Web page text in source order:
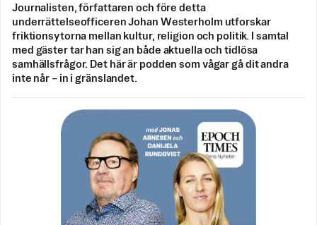
Journalisten, författaren och före detta
underrättelseofficeren Johan Westerholm utforskar
friktionsytorna mellan kultur, religion och politik. I samtal
med gäster tar han sig an både aktuella och tidlösa
samhällsfrågor. Det här är podden som vågar gå dit andra
inte når – in i gränslandet.